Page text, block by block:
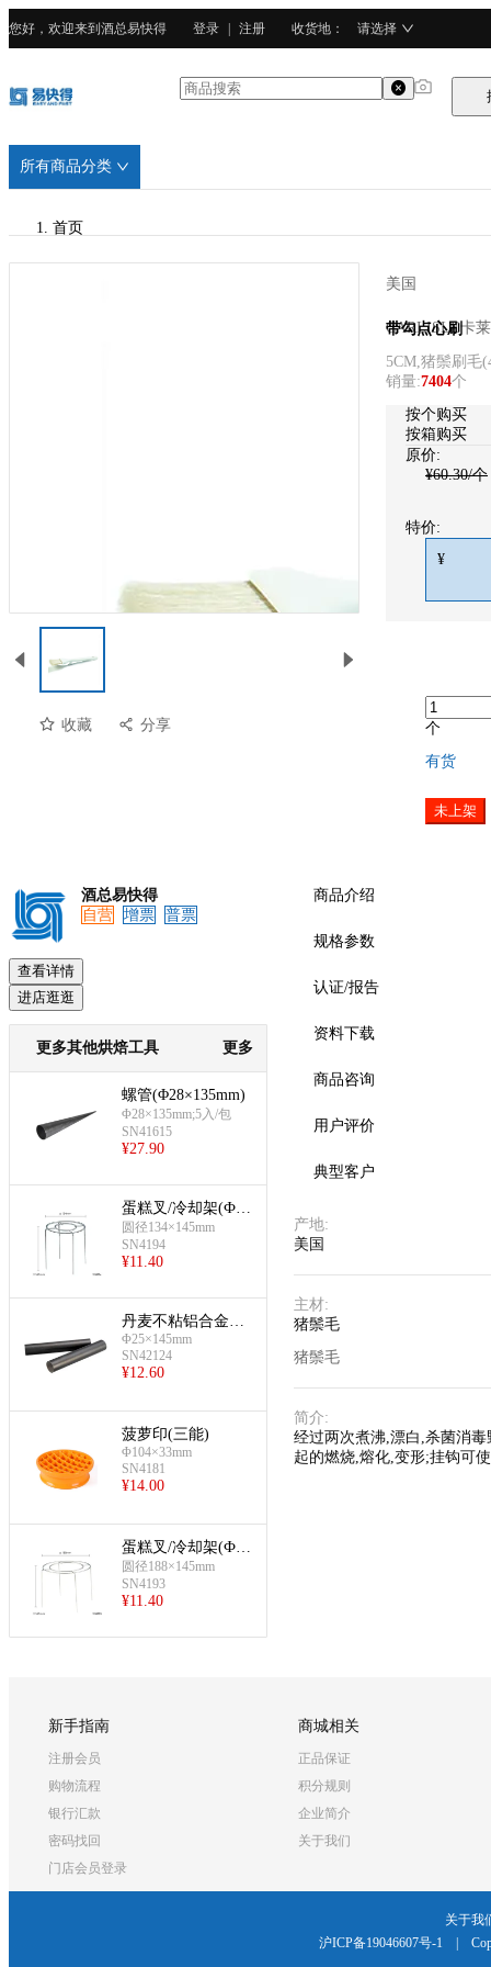
您好，欢迎来到酒总易快得 登录 注册 收货地 ： 请选择
所有商品分类
首页
预览
收藏 分享
美国
CARLISLE卡
带勾点心刷
5CM,猪鬃刷毛(
销量:7404个
按个购买
按箱购买
原价:
¥60.30/个
特价:
¥
个
有货
未上架
酒总易快得
自营
增票 普票
查看详情
进店逛逛
更多其他烘焙工具 更多
螺管(Φ28×135mm)
Φ28×135mm;5入/包
SN41615
¥27.90
蛋糕叉/冷却架(Ф13
4mm)
圆径134×145mm
SN4194
¥11.40
丹麦不粘铝合金管
(Φ25×145mm)
Φ25×145mm
SN42124
¥12.60
菠萝印(三能)
Φ104×33mm
SN4181
¥14.00
蛋糕叉/冷却架(Ф18
8mm)
圆径188×145mm
SN4193
¥11.40
商品介绍
规格参数
认证/报告
资料下载
商品咨询
用户评价
典型客户
产地:
美国
主材:
猪鬃毛
猪鬃毛
简介:
经过两次煮沸,漂白,杀菌消
起的燃烧,熔化,变形;挂钩可
新手指南
注册会员
购物流程
银行汇款
密码找回
门店会员登录
商城相关
正品保证
积分规则
企业简介
关于我们
关于我
沪ICP备19046607号-1